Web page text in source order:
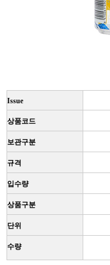
Issue
상품코드
보관구분
규격
입수량
상품구분
단위
수량